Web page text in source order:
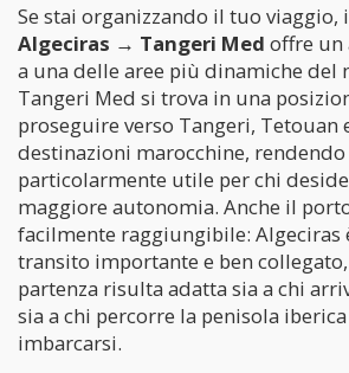
Se stai organizzando il tuo viaggio,
Algeciras → Tangeri Med offre un
a una delle aree più dinamiche del
Tangeri Med si trova in una
proseguire verso Tangeri, Tetouan
destinazioni marocchine,
particolarmente utile per chi
maggiore autonomia. Anche il
facilmente raggiungibile: Algeciras
transito importante e ben
partenza risulta adatta sia a chi
sia a chi percorre la penisola
imbarcarsi.